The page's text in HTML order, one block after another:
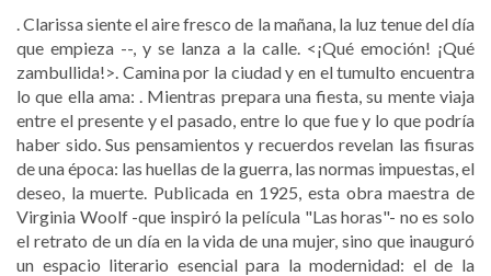
. Clarissa siente el aire fresco de la mañana, la luz tenue del día
que empieza --, y se lanza a la calle. <¡Qué emoción! ¡Qué
zambullida!>. Camina por la ciudad y en el tumulto encuentra
lo que ella ama: . Mientras prepara una fiesta, su mente viaja
entre el presente y el pasado, entre lo que fue y lo que podría
haber sido. Sus pensamientos y recuerdos revelan las fisuras
de una época: las huellas de la guerra, las normas impuestas, el
deseo, la muerte. Publicada en 1925, esta obra maestra de
Virginia Woolf -que inspiró la película "Las horas"- no es solo
el retrato de un día en la vida de una mujer, sino que inauguró
un espacio literario esencial para la modernidad: el de la